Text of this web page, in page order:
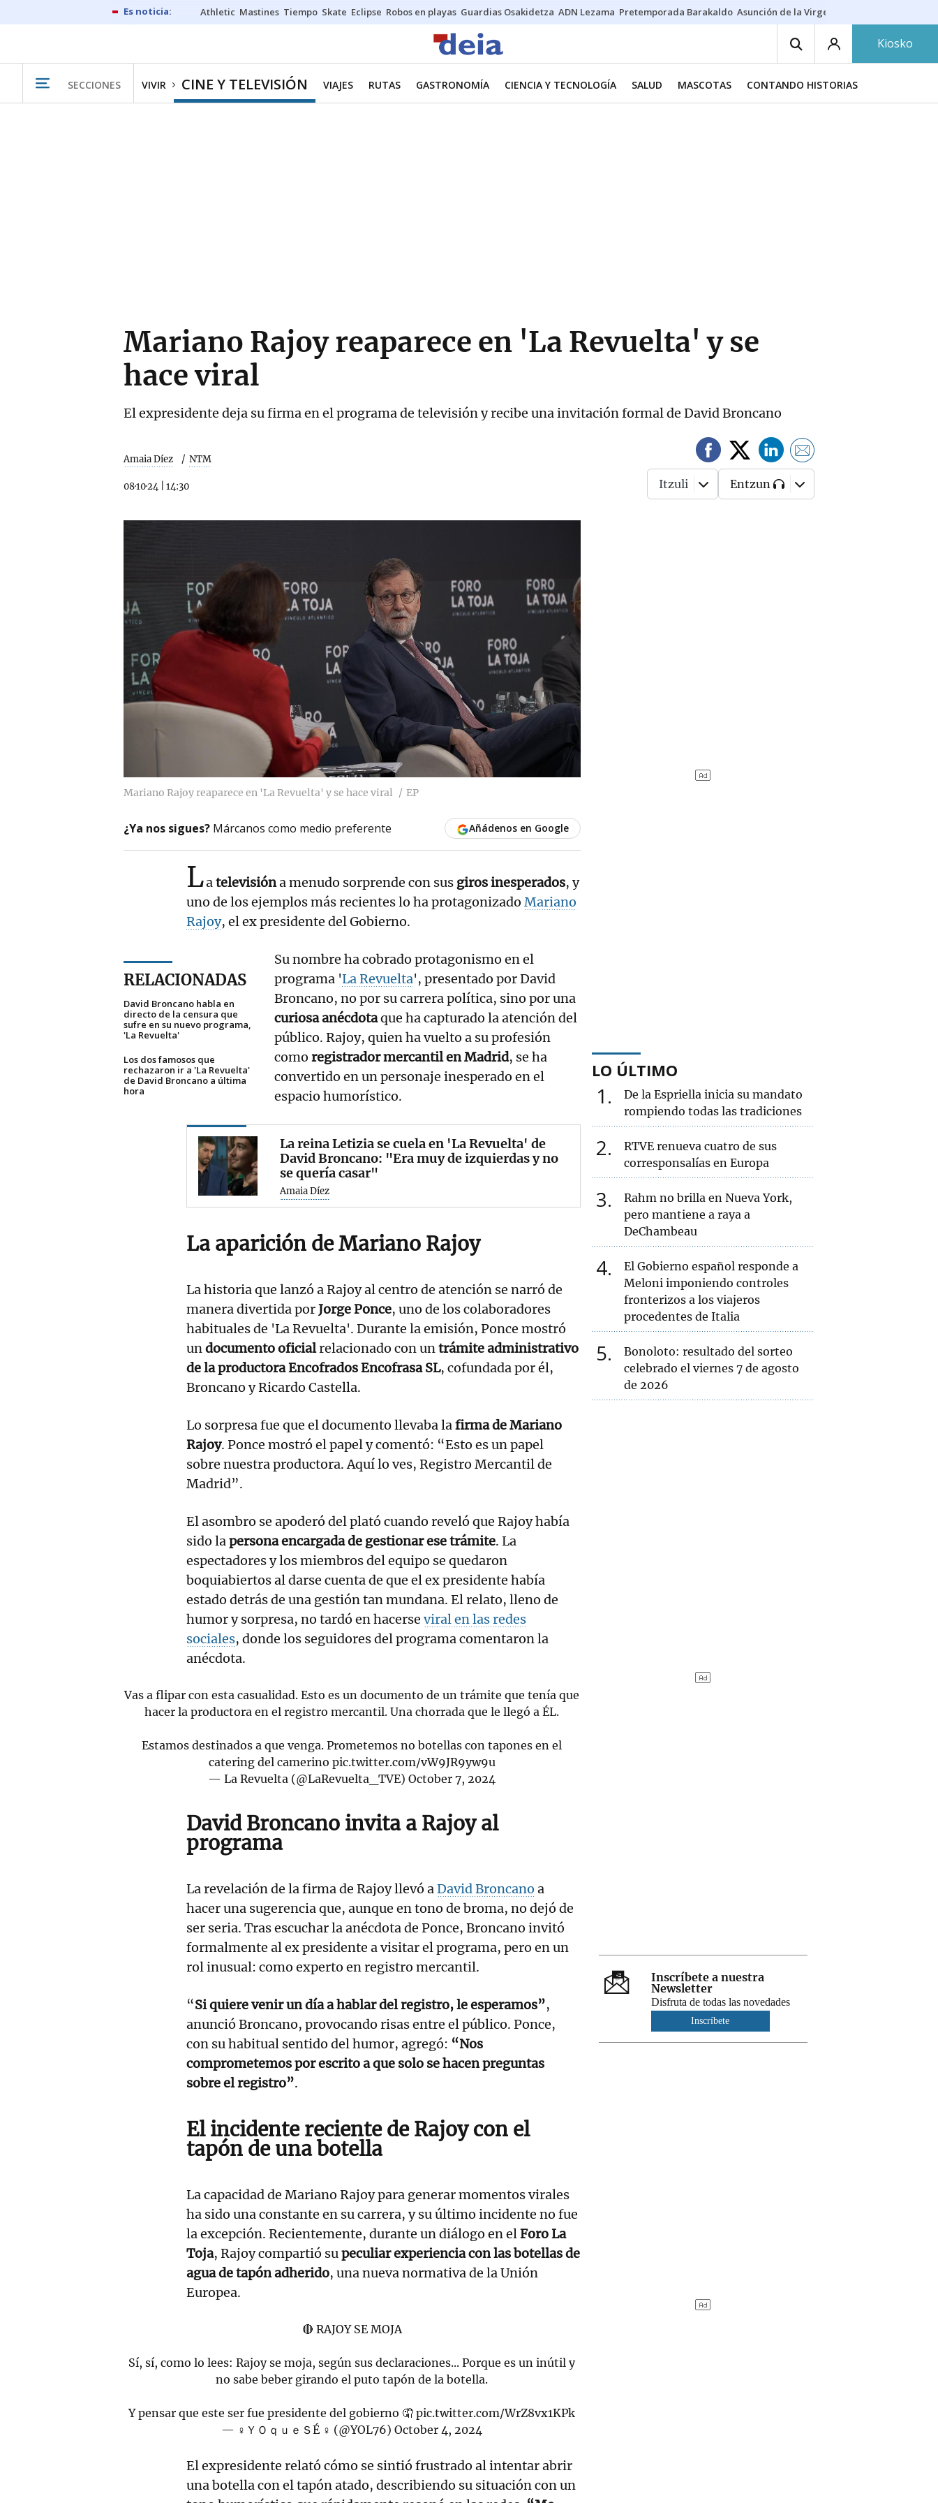
Athletic Mastines Tiempo Skate Eclipse Robos en playas Guardias Osakidetza ADN Lezama Pretemporada Barakaldo Asunción de la Virgen
Kiosko
SECCIONES VIVIR CINE Y TELEVISIÓN VIAJES RUTAS GASTRONOMÍA CIENCIA Y TECNOLOGÍA SALUD MASCOTAS CONTANDO HISTORIAS
Mariano Rajoy reaparece en 'La Revuelta' y se
hace viral
El expresidente deja su firma en el programa de televisión y recibe una invitación formal de David Broncano
Amaia Díez NTM
08·10·24 14:30 Itzuli Entzun
Mariano Rajoy reaparece en 'La Revuelta' y se hace viral EP
¿Ya nos sigues? Márcanos como medio preferente Añádenos en Google
Latelevisióna menudo sorprende con sus giros inesperados, y
uno de los ejemplos más recientes lo ha protagonizado Mariano
Rajoy, el ex presidente del Gobierno.
RELACIONADAS
David Broncano habla en
directo de la censura que
sufre en su nuevo programa,
'La Revuelta'
Los dos famosos que
rechazaron ir a 'La Revuelta'
de David Broncano a última
hora
Su nombre ha cobrado protagonismo en el
programa 'La Revuelta', presentado por David
Broncano, no por su carrera política, sino por una
curiosa anécdotaque ha capturado la atención del
público. Rajoy, quien ha vuelto a su profesión
comoregistrador mercantil en Madrid, se ha
convertido en un personaje inesperado en el
espacio humorístico.
La reina Letizia se cuela en 'La Revuelta' de
David Broncano: "Era muy de izquierdas y no
se quería casar"
Amaia Díez
La aparición de Mariano Rajoy
La historia que lanzó a Rajoy al centro de atención se narró de
manera divertida porJorge Ponce, uno de los colaboradores
habituales de 'La Revuelta'. Durante la emisión, Ponce mostró
undocumento oficialrelacionado con untrámite administrativo
de la productora Encofrados Encofrasa SL, cofundada por él,
Broncano y Ricardo Castella.
Lo sorpresa fue que el documento llevaba lafirma de Mariano
Rajoy. Ponce mostró el papel y comentó: “Esto es un papel
sobre nuestra productora. Aquí lo ves, Registro Mercantil de
Madrid”.
El asombro se apoderó del plató cuando reveló que Rajoy había
sido lapersona encargada de gestionar ese trámite. La
espectadores y los miembros del equipo se quedaron
boquiabiertos al darse cuenta de que el ex presidente había
estado detrás de una gestión tan mundana. El relato, lleno de
humor y sorpresa, no tardó en hacerse viral en las redes
sociales, donde los seguidores del programa comentaron la
anécdota.
Vas a flipar con esta casualidad. Esto es un documento de un trámite que tenía que
hacer la productora en el registro mercantil. Una chorrada que le llegó a ÉL.
Estamos destinados a que venga. Prometemos no botellas con tapones en el
catering del camerino pic.twitter.com/vW9JR9yw9u
— La Revuelta (@LaRevuelta_TVE)October 7, 2024
David Broncano invita a Rajoy al
programa
La revelación de la firma de Rajoy llevó aDavid Broncano a
hacer una sugerencia que, aunque en tono de broma, no dejó de
ser seria. Tras escuchar la anécdota de Ponce, Broncano invitó
formalmente al ex presidente a visitar el programa, pero en un
rol inusual: como experto en registro mercantil.
“Si quiere venir un día a hablar del registro, le esperamos”,
anunció Broncano, provocando risas entre el público. Ponce,
con su habitual sentido del humor, agregó: “Nos
comprometemos por escrito a que solo se hacen preguntas
sobre el registro”.
El incidente reciente de Rajoy con el
tapón de una botella
La capacidad de Mariano Rajoy para generar momentos virales
ha sido una constante en su carrera, y su último incidente no fue
la excepción. Recientemente, durante un diálogo en elForo La
Toja, Rajoy compartió supeculiar experiencia con las botellas de
agua de tapón adherido, una nueva normativa de la Unión
Europea.
🔴 RAJOY SE MOJA
Sí, sí, como lo lees: Rajoy se moja, según sus declaraciones... Porque es un inútil y
no sabe beber girando el puto tapón de la botella.
Y pensar que este ser fue presidente del gobierno 🤦pic.twitter.com/WrZ8vx1KPk
— ♀️ＹＯｑｕｅＳÉ ♀️ (@YOL76)October 4, 2024
El expresidente relató cómo se sintió frustrado al intentar abrir
una botella con el tapón atado, describiendo su situación con un
LO ÚLTIMO
1
De la Espriella inicia su mandato
rompiendo todas las tradiciones
2
RTVE renueva cuatro de sus
corresponsalías en Europa
3
Rahm no brilla en Nueva York,
pero mantiene a raya a
DeChambeau
4
El Gobierno español responde a
Meloni imponiendo controles
fronterizos a los viajeros
procedentes de Italia
5
Bonoloto: resultado del sorteo
celebrado el viernes 7 de agosto
de 2026
Inscríbete a nuestra
Newsletter
Disfruta de todas las novedades
Inscríbete